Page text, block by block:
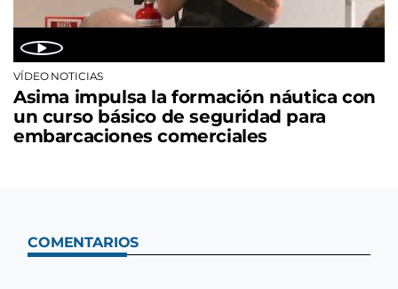
VÍDEO NOTICIAS
Asima impulsa la formación náutica con
un curso básico de seguridad para
embarcaciones comerciales
COMENTARIOS